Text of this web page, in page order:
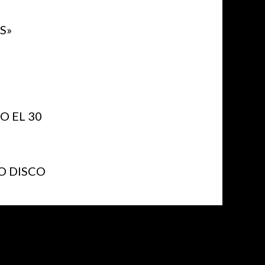
EL 30
DISCO